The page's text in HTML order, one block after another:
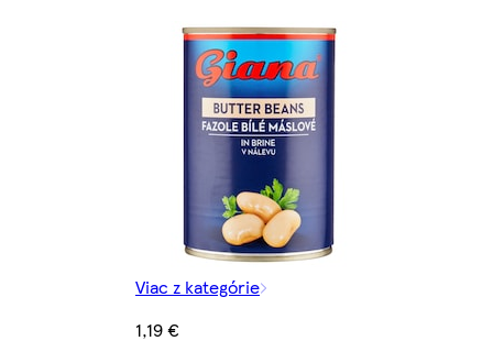
Viac z kategórie
1,19 €